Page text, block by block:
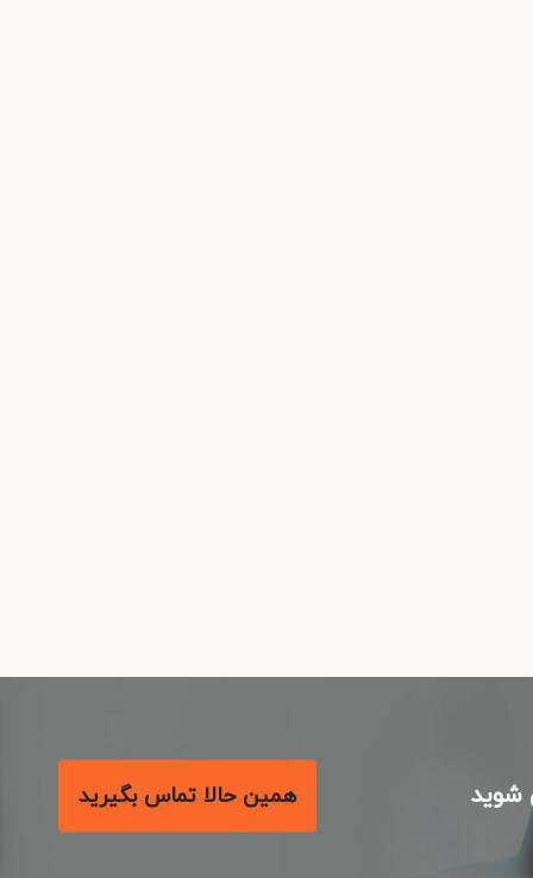
همین حالا تماس بگیرید